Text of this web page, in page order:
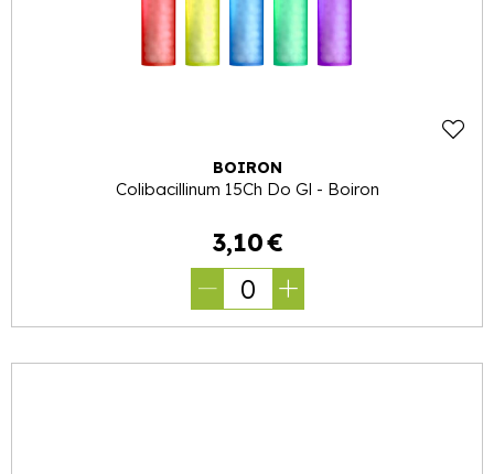
BOIRON
Colibacillinum 15Ch Do Gl - Boiron
3,10€
0